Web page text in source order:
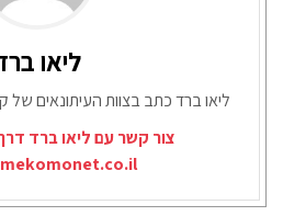
ליאו
ליאו ברד כתב בצוות העיתונאים של
צור קשר עם ליאו ברד